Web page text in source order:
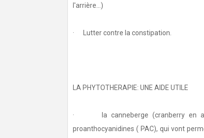
l'arrière…)
· Lutter contre la constipation.
LA PHYTOTHERAPIE: UNE AIDE UTILE
· la canneberge (cranberry en
proanthocyanidines ( PAC), qui vont